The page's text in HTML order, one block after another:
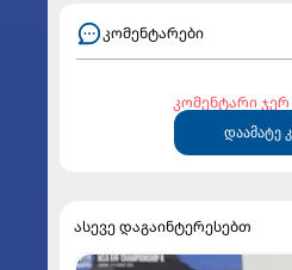
კომენტარები
კომენტარი
დაამატე
ასევე დაგაინტერესებთ